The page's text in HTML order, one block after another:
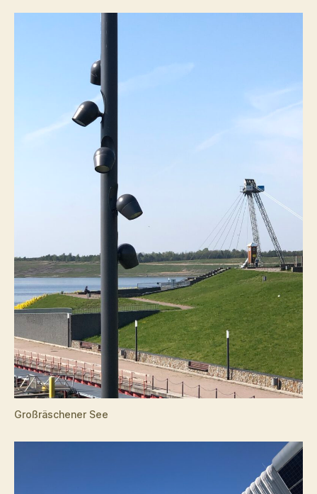
Großräschener See